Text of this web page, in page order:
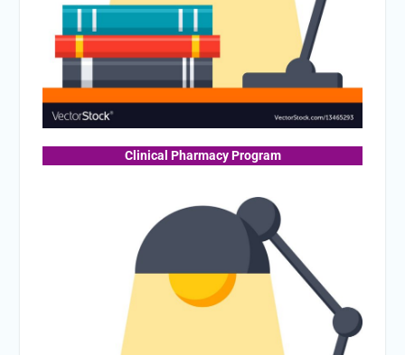
Clinical Pharmacy Program